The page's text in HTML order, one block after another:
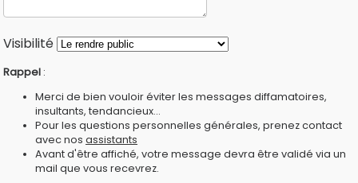
Visibilité
Rappel :
Merci de bien vouloir éviter les messages diffamatoires,
insultants, tendancieux...
Pour les questions personnelles générales, prenez contact
avec nos assistants
Avant d'être affiché, votre message devra être validé via un
mail que vous recevrez.